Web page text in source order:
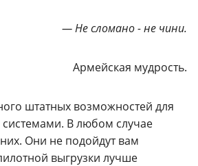
— Не сломано - не чини.
Армейская мудрость.
штатных возможностей для
В любом случае
Они не подойдут вам
выгрузки лучше